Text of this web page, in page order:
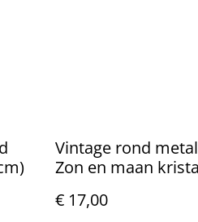
Vintage rond
Zon en maan
€ 17,00